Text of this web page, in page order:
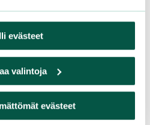
evästeet
valintoja
evästeet